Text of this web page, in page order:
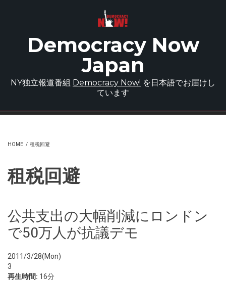
Democracy Now
Japan
NY独立報道番組 Democracy Now! を日本語でお届けし
ています
HOME / 租税回避
租税回避
公共支出の大幅削減にロンドン
で50万人が抗議デモ
2011/3/28(Mon)
3
再生時間: 16分